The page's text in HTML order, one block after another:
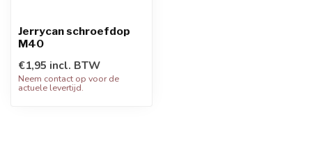
Jerrycan schroefdop
M40
€1,95 incl. BTW
Neem contact op voor de
actuele levertijd.